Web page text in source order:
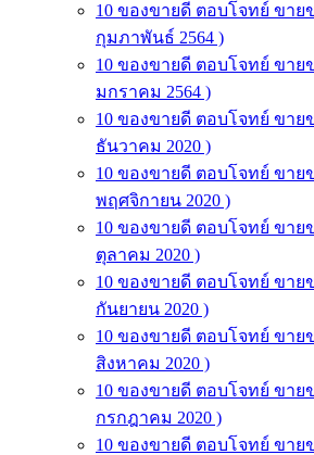
10 ของขายดี ตอบโจทย์ ขาย
กุมภาพันธ์ 2564 )
10 ของขายดี ตอบโจทย์ ขาย
มกราคม 2564 )
10 ของขายดี ตอบโจทย์ ขาย
ธันวาคม 2020 )
10 ของขายดี ตอบโจทย์ ขาย
พฤศจิกายน 2020 )
10 ของขายดี ตอบโจทย์ ขาย
ตุลาคม 2020 )
10 ของขายดี ตอบโจทย์ ขาย
กันยายน 2020 )
10 ของขายดี ตอบโจทย์ ขาย
สิงหาคม 2020 )
10 ของขายดี ตอบโจทย์ ขาย
กรกฎาคม 2020 )
10 ของขายดี ตอบโจทย์ ขาย